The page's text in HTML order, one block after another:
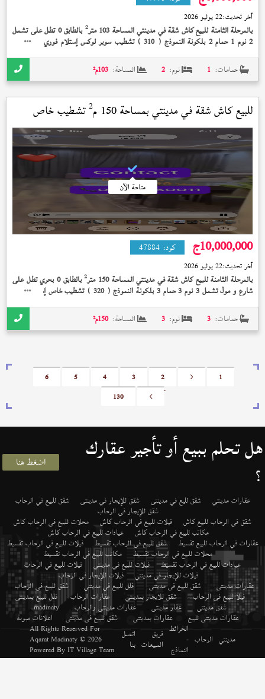
آخر تحديث:22 يوليو 2026
بالمرحلة الثامنة للبيع كاش شقة في مدينتي المساحة 103 متر 2 بالطابق 0 تطل على تشمل
2 نوم 1 حمام 2 بلكونة النموذج ( 310 ) تشطيب سوبر لوكس إستلام فوري 6,000,000
حمامات: 1 نوم: 2 المساحة: 103م²
للبيع كاش شقة فيمدينتيبمساحة 150 م 2تشطيب خاص
استلام فوري
متاحة الآن
10,000,000ج كود: 47884
آخر تحديث:22 يوليو 2026
بالمرحلة الثامنة للبيع كاش شقة في مدينتي المساحة 150 متر 2 بالطابق 0 بحري تطل على
شارع و مول تشمل 3 نوم 3 حمام 3 بلكونة النموذج ( 320 ) تشطيب خاص إستلام فوري
حمامات: 3 نوم: 3 المساحة: 150م²
1
<
2
3
4
5
6
>
130
هل تحلم ببيع أو تأجير عقارك
؟ اضغط هنا
عقارات مدينتي شقق لليع في مدينتى شقق للإيجار في مدينتى شقق للبيع في الرحاب
شقق للإيجار في الرحاب
شقق في الرحاب للبيع كاش فيلات للبيع في الرحاب كاش محلات للبيع في الرحاب كاش
مكاتب للبيع في الرحاب كاش عيادات للبيع في الرحاب كاش
عقارات في الرحاب للبيع تقسيط شقق للبيع في الرحاب تقسيط فيلات للبيع في الرحاب تقسيط
محلات للبيع في الرحاب تقسيط مكاتب للبيع في الرحاب تقسيط
عيادات للبيع في الرحاب تقسيط فيلات للبيع في مدينتي فيلات للبيع في الرحاب
فيلات للإيجار في مدينتي فيلات للإيجار في الرحاب
عقارات مدينتى , شقق للبيع فى مدينتى , فلل للبيع في مدينتي , شقق للبيع في الرحاب
فيلا للبيع فى الرحاب, شقق للايجار بمدينتي عقارات الرحاب, فلل للبيع بمدينتى ,
شقق مدينتى , عقار مدينتى عقارات مدينتى والرحاب madinaty
,
عقارات مدينتى للبيع عقارات بمدينتى شقق للبيع فى مدينتى
اعلانات مبوبة
مدينتي الرحاب
الخرائط
-
النماذج
فريق
المبيعات
اتصل
بنا
All Rights Reserved For
Aqarat Madinaty© 2026
Powered ByIT Village Team